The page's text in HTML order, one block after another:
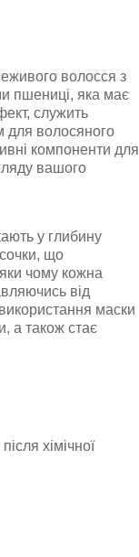
волосся з
пшениці, яка має
служить
для волосяного
компоненти для
вашого
у глибину
що
чому кожна
від
маски
а також стає
хімічної